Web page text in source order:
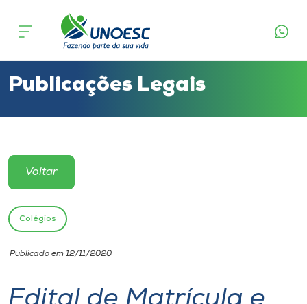
Cursos
Atendimento ao Estudante
Portal de Ensino
Unoesc
Internacionalização
Publicações Legais
Voltar
Colégios
Publicado em 12/11/2020